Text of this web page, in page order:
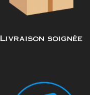
Livraison soignée